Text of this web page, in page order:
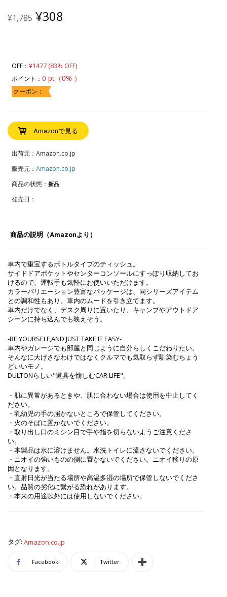
¥1,785 Original
price
¥308
OFF： ¥1477 (83% OFF)
ポイント： 0 pt（0% ）
クーポン：
Amazonで見る
出荷元：Amazon.co.jp
販売元： Amazon.co.jp
商品の状態： 新品
発売日：
商品の説明（Amazonより）
車内で重宝するボトルタイプのティッシュ。
サイドドアポケットやセンターコンソールにすっぽり収納してお
けるので、運転手も気軽にお使いいただけます。
カラーバリエーション豊富なパッケージは、同シリーズアイテム
との調和性もあり、車内のムードを引き立てます。
車内だけでなく、デスク周りに置いたり、キャンプやアウトドア
シーンに持ち込んでも映えそう。
-BE YOURSELF,AND JUST TAKE IT EASY-
車内やガレージでも部屋と同じように自分らしくこだわりたい。
そんなに大げさなわけではなくクルマでも気取らず馴染むちょう
どいいモノ。
DULTONらしい"道具を愉しむCAR LIFE"。
・肌に異常があるときや、肌に合わない場合は使用を中止してく
ださい。
・乳幼児の手の届かないところで保管してください。
・火のそばに置かないでください。
・取り出し口のミシン目で手や指を切らないようご注意くださ
い。
・本製品は水に溶けません。水洗トイレに流さないでください。
・ニオイの強いものの側に置かないでください。ニオイ移りの原
因となります。
・直射日光が当たる場所や高温多湿の場所で保管しないでくださ
い。品質の劣化に繋がる恐れがあります。
・本来の用途以外には使用しないでください。
タグ: Amazon.co.jp
Facebook Twitter